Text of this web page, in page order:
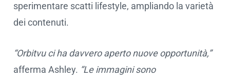
sperimentare scatti lifestyle, ampliando la varietà
dei contenuti.
“Orbitvu ci ha davvero aperto nuove opportunità,”
afferma Ashley. “Le immagini sono